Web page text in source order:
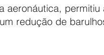
aeronáutica,
redução de